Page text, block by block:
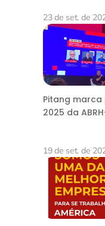
23 de set. de
Pitang marca
2025 da
19 de set. de